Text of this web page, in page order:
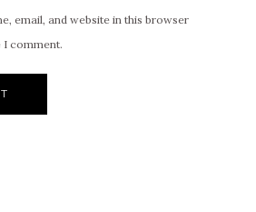
email, and website in this browser
I comment.